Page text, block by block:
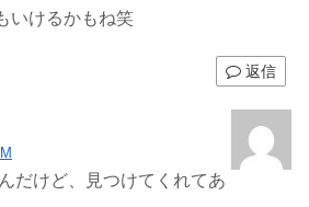
いけるかもね笑
返信
だけど、見つけてくれてあ